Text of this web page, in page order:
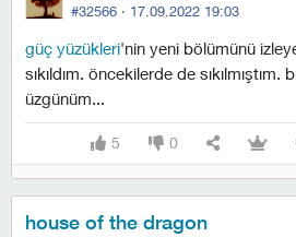
#32566 · 17.09.2022 19:03
güç yüzükleri'nin yeni bölümünü
sıkıldım. öncekilerde de sıkılmıştım.
üzgünüm...
5 0
house of the dragon